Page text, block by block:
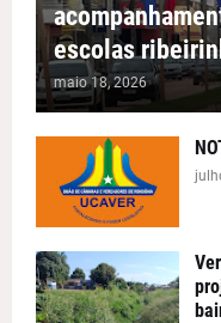
escolas
maio 18, 2026